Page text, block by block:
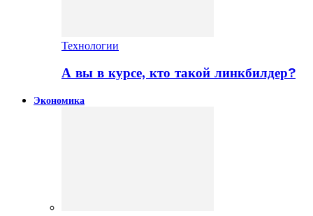
Технологии
А вы в курсе, кто такой линкбилдер?
Экономика